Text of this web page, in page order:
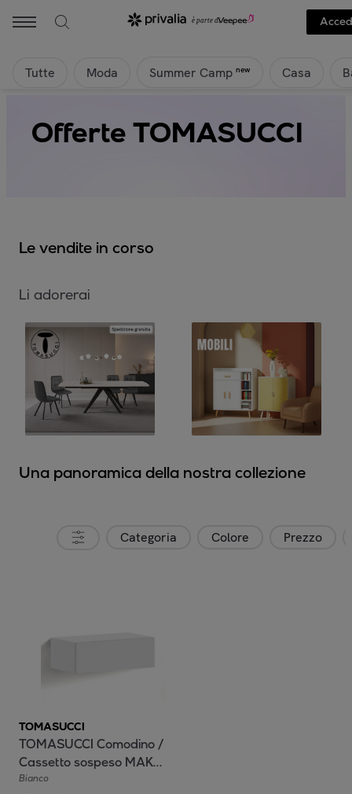
Tutte Moda Summer Camp new Casa
Offerte TOMASUCCI
Le vendite in corso
Li adorerai
Una panoramica della nostra collezione
Categoria Colore Prezzo
TOMASUCCI
TOMASUCCI Comodino /
Cassetto sospeso MAK
Bianco
Bianco